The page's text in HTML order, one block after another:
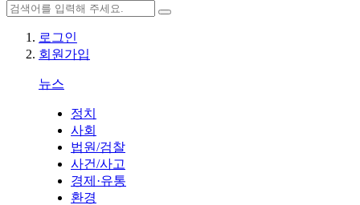
로그인
회원가입
뉴스
정치
사회
법원/검찰
사건/사고
경제·유통
환경